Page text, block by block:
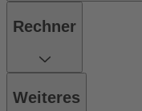
Rechner
Weiteres